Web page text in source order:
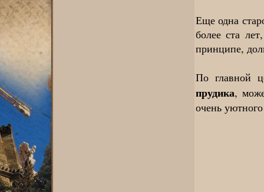
Еще одна
более ста
принципе,
По главной
прудика,
очень